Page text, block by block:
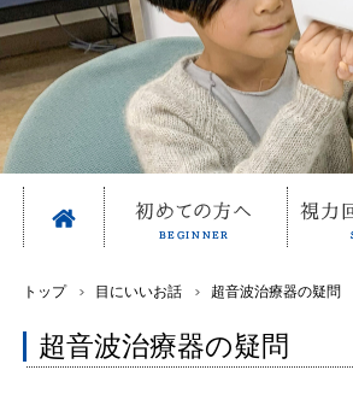
トップ 目にいいお話 超音波治療器の疑問
超音波治療器の疑問